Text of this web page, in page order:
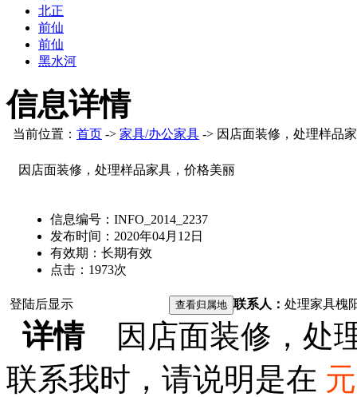
北正
前仙
前仙
黑水河
信息详情
当前位置： 首页 -> 家具/办公家具 -> 因店面装修，处理样品
因店面装修，处理样品家具，价格美丽
信息编号： INFO_2014_2237
发布时间： 2020年04月12日
有效期： 长期有效
点击： 1973次
登陆后显示 联系人： 处理家具槐
详情
因店面装修，处
联系我时，请说明是在